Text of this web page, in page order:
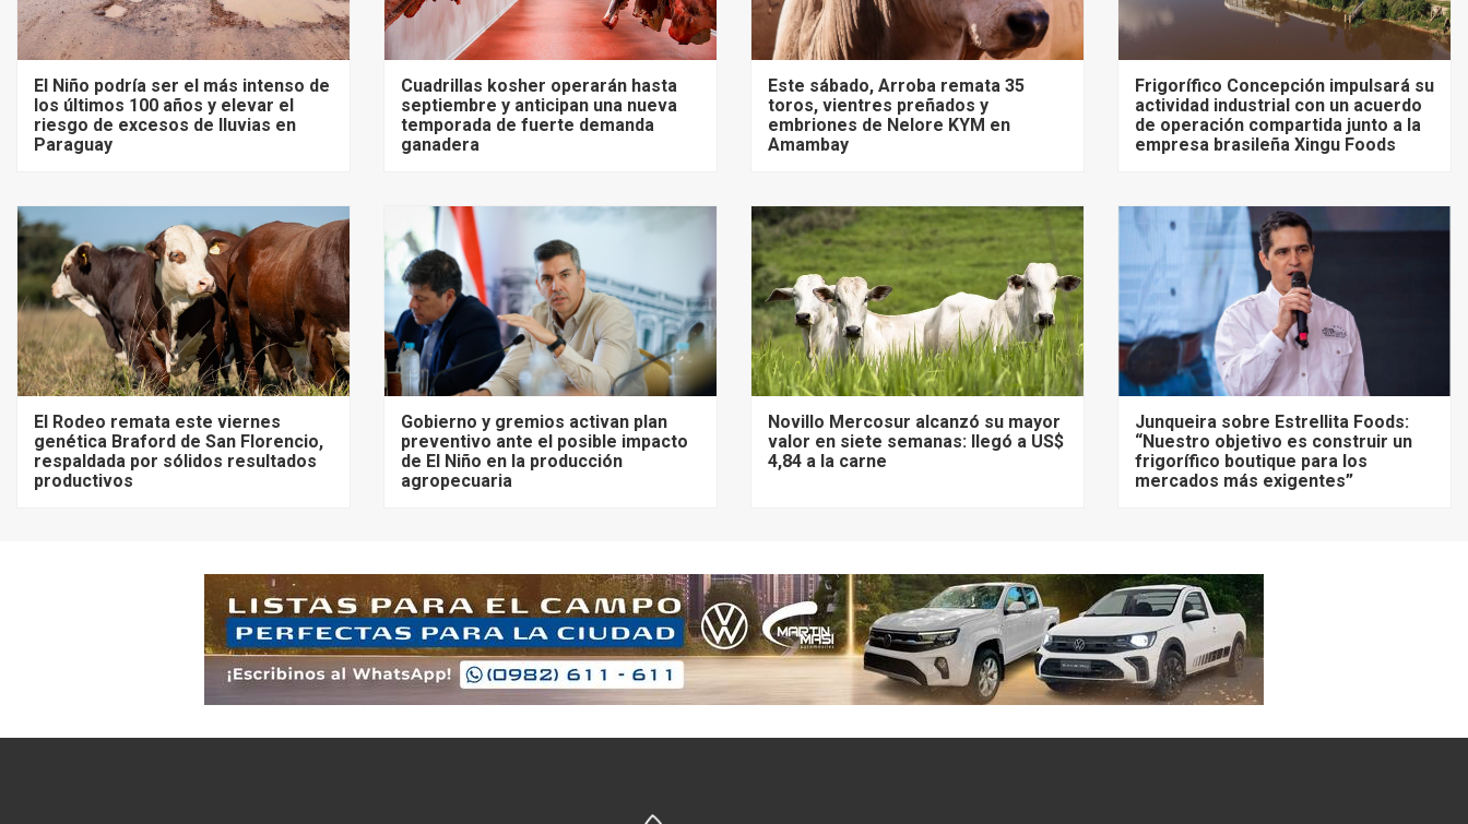
El Niño podría ser el más intenso de
los últimos 100 años y elevar el
riesgo de excesos de lluvias en
Paraguay
Cuadrillas kosher operarán hasta
septiembre y anticipan una nueva
temporada de fuerte demanda
ganadera
Este sábado, Arroba remata 35
toros, vientres preñados y
embriones de Nelore KYM en
Amambay
Frigorífico Concepción impulsará su
actividad industrial con un acuerdo
de operación compartida junto a la
empresa brasileña Xingu Foods
El Rodeo remata este viernes
genética Braford de San Florencio,
respaldada por sólidos resultados
productivos
Gobierno y gremios activan plan
preventivo ante el posible impacto
de El Niño en la producción
agropecuaria
Novillo Mercosur alcanzó su mayor
valor en siete semanas: llegó a US$
4,84 a la carne
Junqueira sobre Estrellita Foods:
“Nuestro objetivo es construir un
frigorífico boutique para los
mercados más exigentes”